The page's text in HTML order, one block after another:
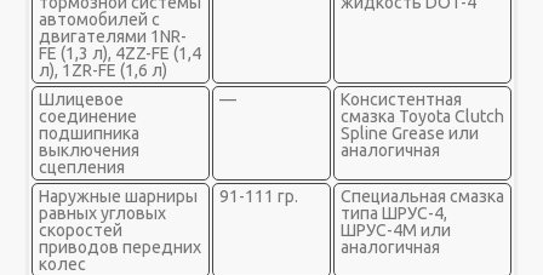
автомобилей с
двигателями 1NR-
FE (1,3 л), 4ZZ-FE (1,4
л), 1ZR-FE (1,6 л)
Шлицевое
соединение
подшипника
выключения
сцепления
—
Консистентная
смазка Toyota Clutch
Spline Grease или
аналогичная
Наружные шарниры
равных угловых
скоростей
приводов передних
колес
91-111 гр.
Специальная смазка
типа ШРУС-4,
ШРУС-4М или
аналогичная